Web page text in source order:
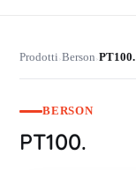
Prodotti›Berson›PT100.
BERSON
PT100.